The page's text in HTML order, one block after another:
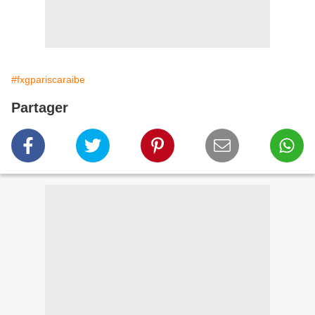
#fxgpariscaraibe
Partager